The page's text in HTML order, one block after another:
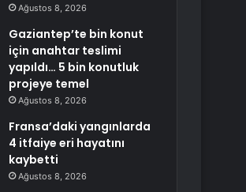
Ağustos 8, 2026
Gaziantep’te bin konut
için anahtar teslimi
yapıldı… 5 bin konutluk
projeye temel
Ağustos 8, 2026
Fransa’daki yangınlarda
4 itfaiye eri hayatını
kaybetti
Ağustos 8, 2026